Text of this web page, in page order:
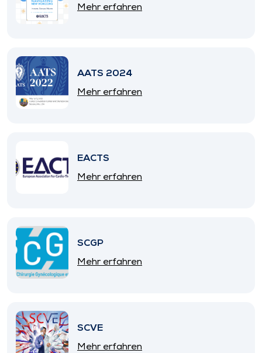
Mehr erfahren
AATS 2024
Mehr erfahren
EACTS
Mehr erfahren
SCGP
Mehr erfahren
SCVE
Mehr erfahren